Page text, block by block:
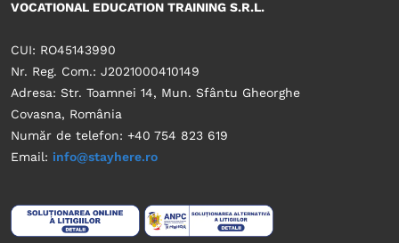
VOCATIONAL EDUCATION TRAINING S.R.L.
CUI: RO45143990
Nr. Reg. Com.: J2021000410149
Adresa: Str. Toamnei 14, Mun. Sfântu Gheorghe
Covasna, România
Număr de telefon: +40 754 823 619
Email: info@stayhere.ro